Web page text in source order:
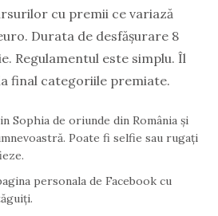
cu premii ce variază
Durata de desfășurare 8
Regulamentul este simplu. Îl
final categoriile premiate.
Sophia de oriunde din România și
Poate fi selfie sau rugați
personala de Facebook cu